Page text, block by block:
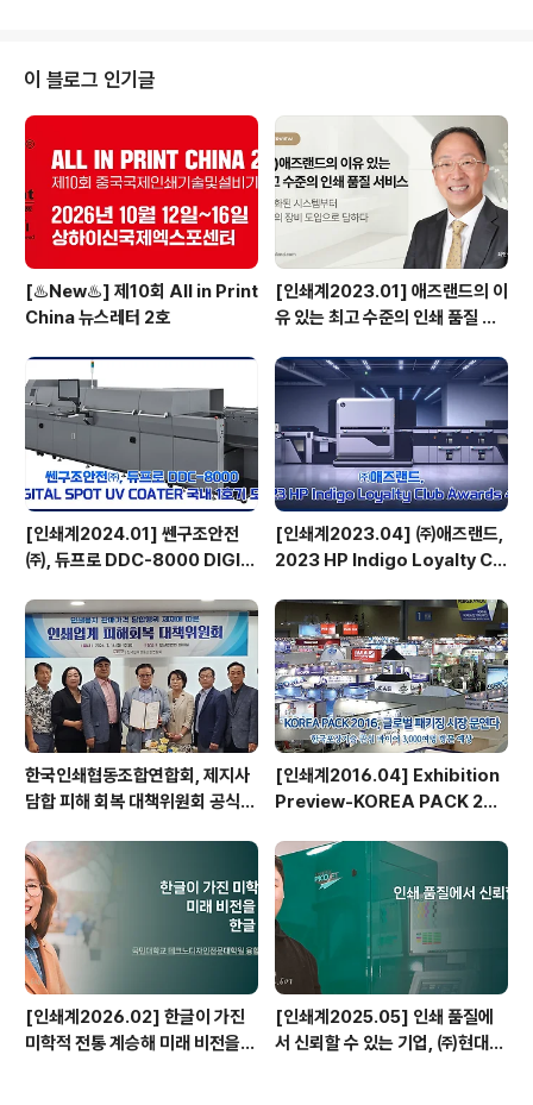
이 블로그 인기글
[♨️New♨️] 제10회 All in Print
China 뉴스레터 2호
[인쇄계2023.01] 애즈랜드의 이
유 있는 최고 수준의 인쇄 품질 서
장비 도입으로 답하다 - ㈜애즈랜
드 최현수 대표이사
[인쇄계2024.01] 쎈구조안전
㈜, 듀프로 DDC-8000 DIGIT
1호기 도입
[인쇄계2023.04] ㈜애즈랜드,
2023 HP Indigo Loyalty Clu
한국인쇄협동조합연합회, 제지사
담합 피해 회복 대책위원회 공식
[인쇄계2016.04] Exhibition
Preview-KOREA PACK 201
[인쇄계2026.02] 한글이 가진
미학적 전통 계승해 미래 비전을
[인쇄계2025.05] 인쇄 품질에
서 신뢰할 수 있는 기업, ㈜현대프